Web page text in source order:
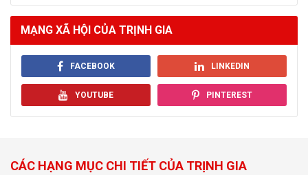
MẠNG XÃ HỘI CỦA TRỊNH GIA
FACEBOOK LINKEDIN
YOUTUBE PINTEREST
CÁC HẠNG MỤC CHI TIẾT CỦA TRỊNH GIA